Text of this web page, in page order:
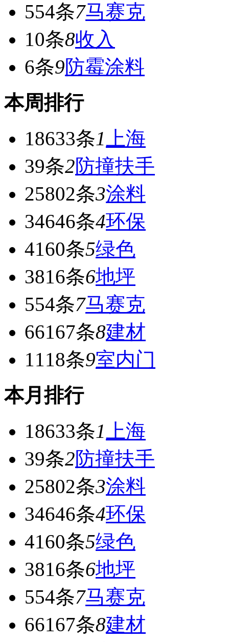
554条7马赛克
10条8收入
6条9防霉涂料
本周排行
18633条1 上海
39条2防撞扶手
25802条3涂料
34646条4环保
4160条5绿色
3816条6地坪
554条7马赛克
66167条8建材
1118条9室内门
本月排行
18633条1 上海
39条2防撞扶手
25802条3涂料
34646条4环保
4160条5绿色
3816条6地坪
554条7马赛克
66167条8建材